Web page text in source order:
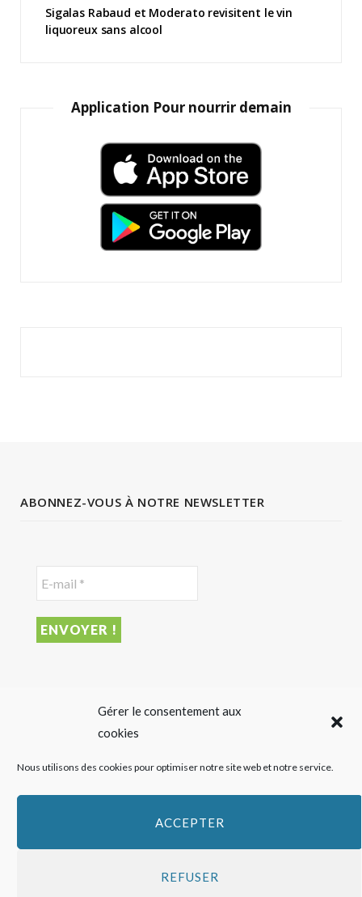
Gérer le consentement aux
cookies
Nous utilisons des cookies pour optimiser notre site web et notre service.
ACCEPTER
REFUSER
Sigalas Rabaud et Moderato revisitent le vin
liquoreux sans alcool
Application Pour nourrir demain
ABONNEZ-VOUS À NOTRE NEWSLETTER
DERNIER ARTICLE
Cofigeo rassemble ses collaborateurs autour du défi Ma